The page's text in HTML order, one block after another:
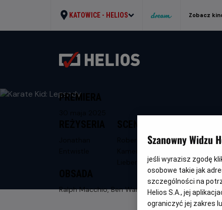
KATOWICE - HELIOS Zobacz
PREMIERA
Robert Mark
Ralph Macchio, Ben Warg, Jackie Chan
Szanowny Widzu
jeśli wyrazisz zgodę
osobowe takie jak
szczególności na
Helios S.A., jej
ograniczyć jej zakres